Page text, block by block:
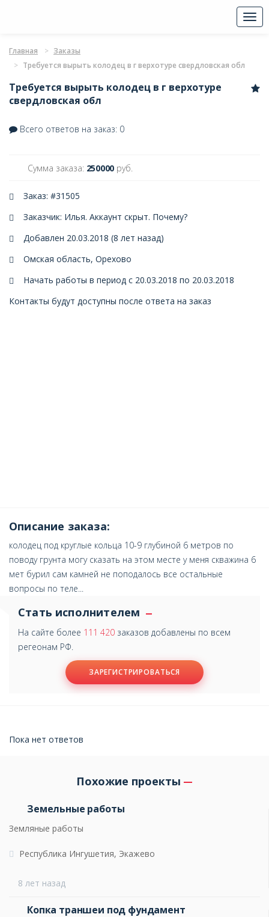
Главная
Заказы
Требуется вырыть колодец в г верхотуре свердловская обл
Требуется вырыть колодец в г верхотуре
свердловская обл
Всего ответов на заказ: 0
Сумма заказа: 250000 руб.
Заказ: #31505
Заказчик: Илья. Аккаунт скрыт. Почему?
Добавлен 20.03.2018 (8 лет назад)
Омская область, Орехово
Начать работы в период с 20.03.2018 по 20.03.2018
Контакты будут доступны после ответа на заказ
Описание заказа:
колодец под круглые кольца 10-9 глубиной 6 метров по
поводу грунта могу сказать на этом месте у меня скважина 6
мет бурил сам камней не поподалось все остальные
вопросы по теле...
Стать исполнителем
На сайте более 111 420 заказов добавлены по всем
регеонам РФ.
ЗАРЕГИСТРИРОВАТЬСЯ
Пока нет ответов
Похожие проекты
Земельные работы
Земляные работы
8 лет назад
Республика Ингушетия, Экажево
Копка траншеи под фундамент